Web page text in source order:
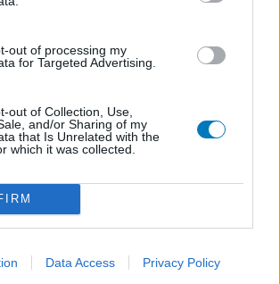
out of processing my
for Targeted Advertising.
out of Collection, Use,
and/or Sharing of my
that Is Unrelated with the
which it was collected.
Data Access Privacy Policy
overig
TCA
overig
Levonorgestrel (656)
- antipsychotica